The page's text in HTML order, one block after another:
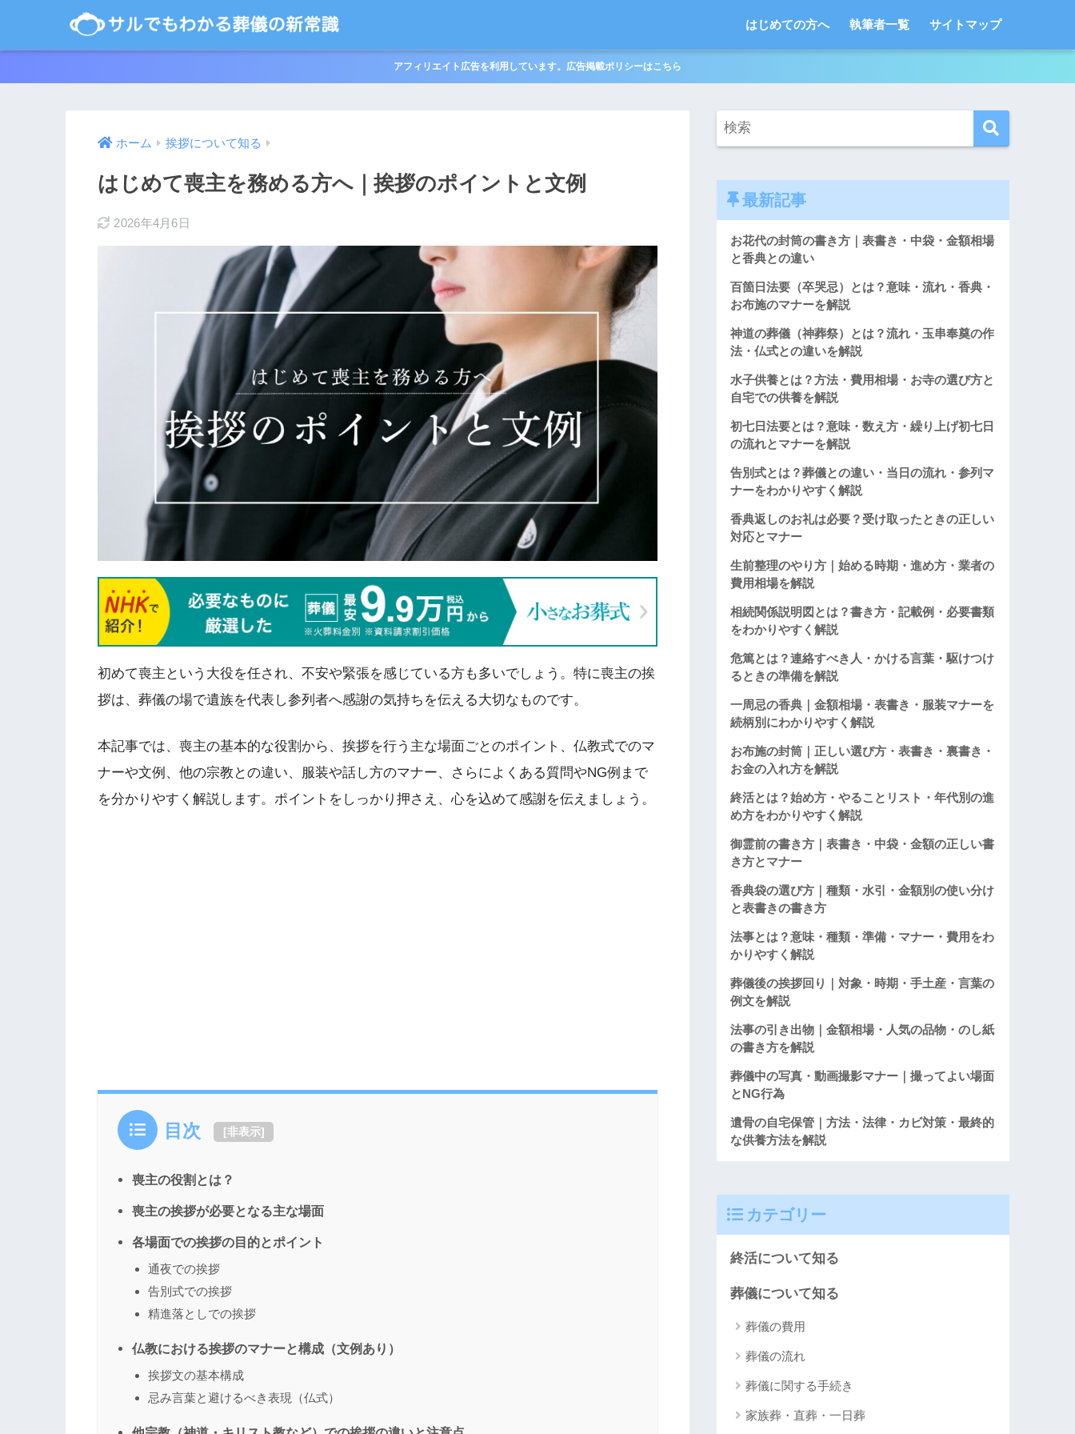
はじめての方へ 執筆者一覧 サイトマップ
アフィリエイト広告を利用しています。広告掲載ポリシーはこちら
ホーム 挨拶について知る
はじめて喪主を務める方へ｜挨拶のポイントと文例
2026年4月6日
初めて喪主という大役を任され、不安や緊張を感じている方も多いでしょう。特に喪主の挨
拶は、葬儀の場で遺族を代表し参列者へ感謝の気持ちを伝える大切なものです。
本記事では、喪主の基本的な役割から、挨拶を行う主な場面ごとのポイント、仏教式でのマ
ナーや文例、他の宗教との違い、服装や話し方のマナー、さらによくある質問やNG例まで
を分かりやすく解説します。ポイントをしっかり押さえ、心を込めて感謝を伝えましょう。
目次 [非表示]
喪主の役割とは？
喪主の挨拶が必要となる主な場面
各場面での挨拶の目的とポイント
通夜での挨拶
告別式での挨拶
精進落としでの挨拶
仏教における挨拶のマナーと構成（文例あり）
挨拶文の基本構成
忌み言葉と避けるべき表現（仏式）
最新記事
お花代の封筒の書き方｜表書き・中袋・金額相場
と香典との違い
百箇日法要（卒哭忌）とは？意味・流れ・香典・
お布施のマナーを解説
神道の葬儀（神葬祭）とは？流れ・玉串奉奠の作
法・仏式との違いを解説
水子供養とは？方法・費用相場・お寺の選び方と
自宅での供養を解説
初七日法要とは？意味・数え方・繰り上げ初七日
の流れとマナーを解説
告別式とは？葬儀との違い・当日の流れ・参列マ
ナーをわかりやすく解説
香典返しのお礼は必要？受け取ったときの正しい
対応とマナー
生前整理のやり方｜始める時期・進め方・業者の
費用相場を解説
相続関係説明図とは？書き方・記載例・必要書類
をわかりやすく解説
危篤とは？連絡すべき人・かける言葉・駆けつけ
るときの準備を解説
一周忌の香典｜金額相場・表書き・服装マナーを
続柄別にわかりやすく解説
お布施の封筒｜正しい選び方・表書き・裏書き・
お金の入れ方を解説
終活とは？始め方・やることリスト・年代別の進
め方をわかりやすく解説
御霊前の書き方｜表書き・中袋・金額の正しい書
き方とマナー
香典袋の選び方｜種類・水引・金額別の使い分け
と表書きの書き方
法事とは？意味・種類・準備・マナー・費用をわ
かりやすく解説
葬儀後の挨拶回り｜対象・時期・手土産・言葉の
例文を解説
法事の引き出物｜金額相場・人気の品物・のし紙
の書き方を解説
葬儀中の写真・動画撮影マナー｜撮ってよい場面
とNG行為
遺骨の自宅保管｜方法・法律・カビ対策・最終的
な供養方法を解説
カテゴリー
終活について知る
葬儀について知る
葬儀の費用
葬儀の流れ
葬儀に関する手続き
家族葬・直葬・一日葬